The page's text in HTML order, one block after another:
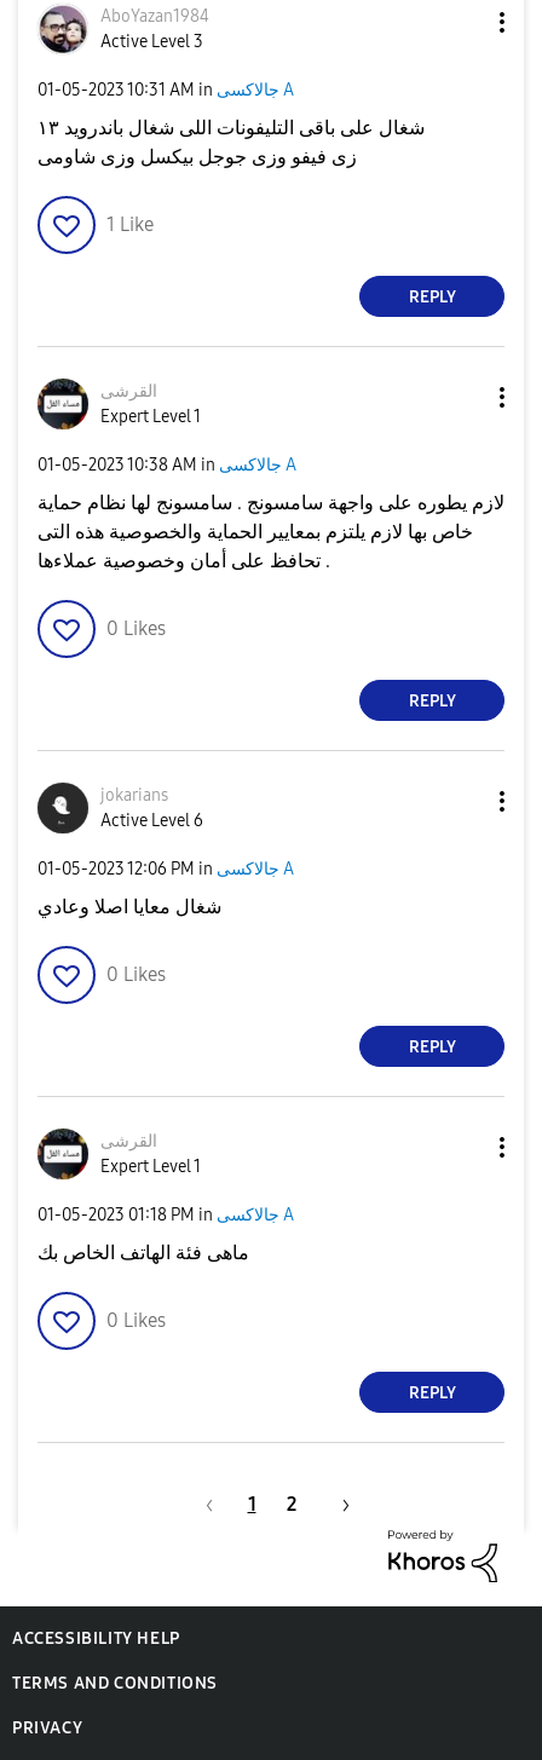
AboYazan1984
Active Level 3
‎01-05-202310:31 AM in جالاكسى A
شغال على باقى التليفونات اللى شغال باندرويد ١٣
زى فيفو وزى جوجل بيكسل وزى شاومى
1 Like
REPLY
القرشى
Expert Level 1
‎01-05-202310:38 AM in جالاكسى A
لازم يطوره على واجهة سامسونج . سامسونج لها نظام حماية
خاص بها لازم يلتزم بمعايير الحماية والخصوصية هذه التى
تحافظ على أمان وخصوصية عملاءها .
0 Likes
REPLY
jokarians
Active Level 6
‎01-05-202312:06 PM in جالاكسى A
شغال معايا اصلا وعادي
0 Likes
REPLY
القرشى
Expert Level 1
‎01-05-2023 01:18 PM in جالاكسى A
ماهى فئة الهاتف الخاص بك
0 Likes
REPLY
1 2
ACCESSIBILITY HELP
TERMS AND CONDITIONS
PRIVACY